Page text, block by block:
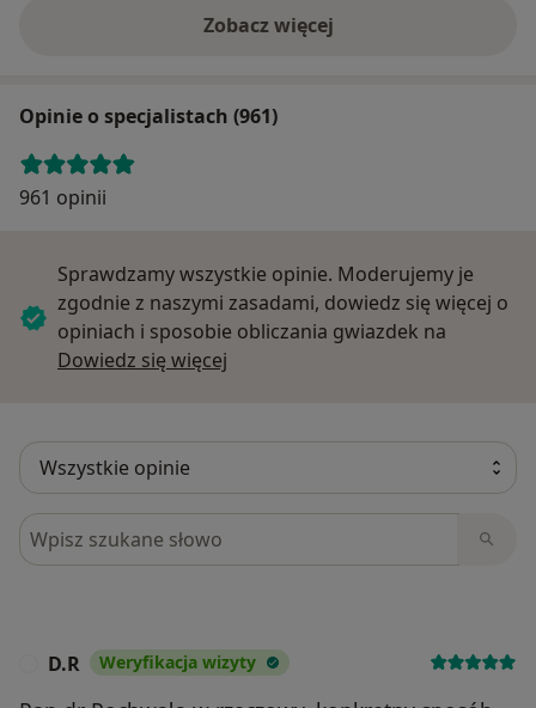
Zobacz więcej
Opinie o specjalistach (961)
961 opinii
Sprawdzamy wszystkie opinie. Moderujemy je
zgodnie z naszymi zasadami, dowiedz się więcej o
opiniach i sposobie obliczania gwiazdek na
Dowiedz się więcej
Szukaj w opiniach
D.R Weryfikacja wizyty